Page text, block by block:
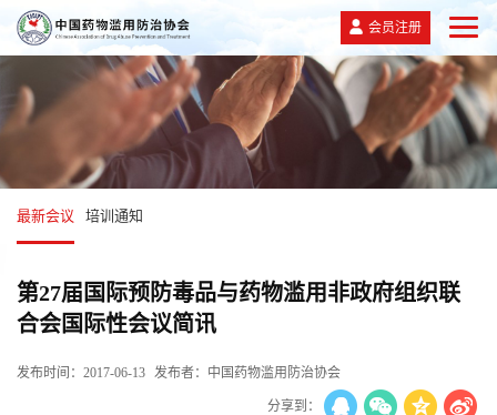
会员注册
最新会议 培训通知
第27届国际预防毒品与药物滥用非政府组织联
合会国际性会议简讯
发布时间：2017-06-13 发布者：中国药物滥用防治协会
分享到：